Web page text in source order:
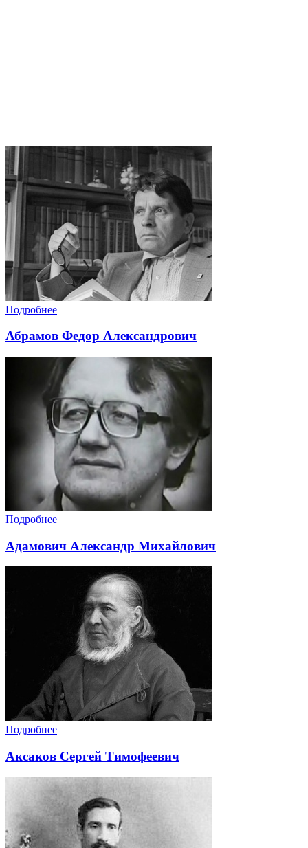
Подробнее
Абрамов Федор Александрович
Подробнее
Адамович Александр Михайлович
Подробнее
Аксаков Сергей Тимофеевич